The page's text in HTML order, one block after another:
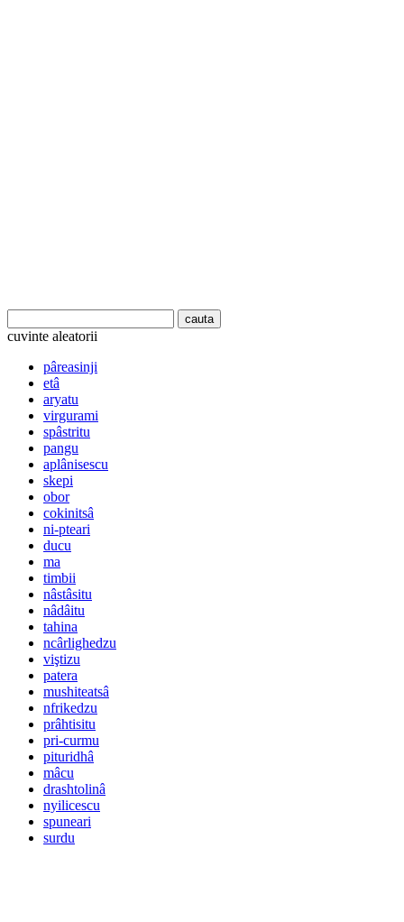
cuvinte aleatorii
pâreasinji
etâ
aryatu
virgurami
spâstritu
pangu
aplânisescu
skepi
obor
cokinitsâ
ni-pteari
ducu
ma
timbii
nâstâsitu
nâdâitu
tahina
ncârlighedzu
viştizu
patera
mushiteatsâ
nfrikedzu
prâhtisitu
pri-curmu
pituridhâ
mâcu
drashtolinâ
nyilicescu
spuneari
surdu